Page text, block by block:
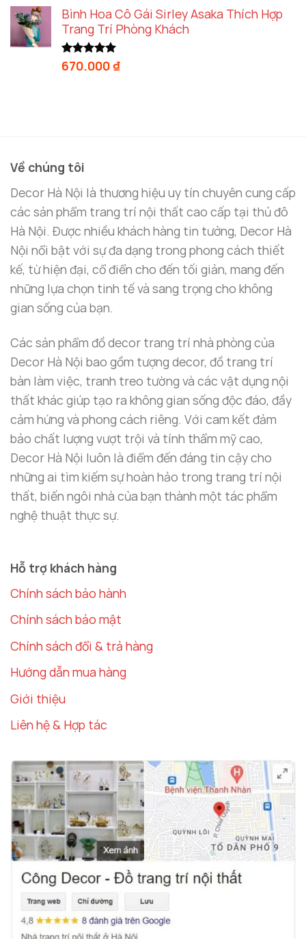
5 sao
Bình Hoa Cô Gái Sirley Asaka Thích Hợp
Trang Trí Phòng Khách
Được xếp
670.000₫
Về chúng tôi
Decor Hà Nội là thương hiệu uy tín chuyên cung cấp
các sản phẩm trang trí nội thất cao cấp tại thủ đô
Hà Nội. Được nhiều khách hàng tin tưởng, Decor Hà
Nội nổi bật với sự đa dạng trong phong cách thiết
kế, từ hiện đại, cổ điển cho đến tối giản, mang đến
những lựa chọn tinh tế và sang trọng cho không
gian sống của bạn.
Các sản phẩm đồ decor trang trí nhà phòng của
Decor Hà Nội bao gồm tượng decor, đồ trang trí
bàn làm việc, tranh treo tường và các vật dụng nội
thất khác giúp tạo ra không gian sống độc đáo, đầy
cảm hứng và phong cách riêng. Với cam kết đảm
bảo chất lượng vượt trội và tính thẩm mỹ cao,
Decor Hà Nội luôn là điểm đến đáng tin cậy cho
những ai tìm kiếm sự hoàn hảo trong trang trí nội
thất, biến ngôi nhà của bạn thành một tác phẩm
nghệ thuật thực sự.
Hỗ trợ khách hàng
Chính sách bảo hành
Chính sách bảo mật
Chính sách đổi & trả hàng
Hướng dẫn mua hàng
Giới thiệu
Liên hệ & Hợp tác